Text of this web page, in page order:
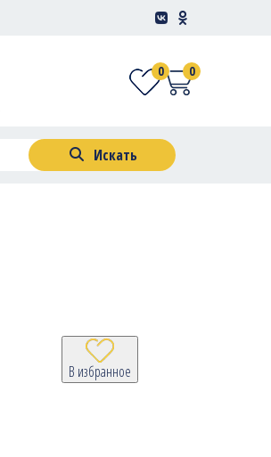
0
0
Искать
В избранное